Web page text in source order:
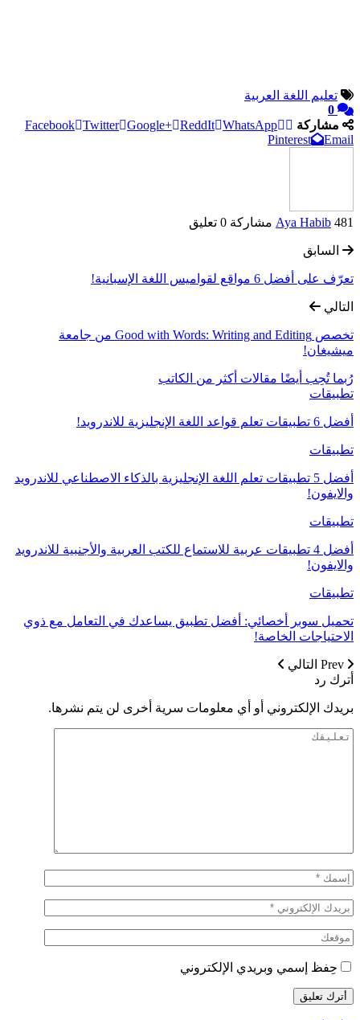
تعليم اللغة العربية
0
مشاركة
Facebook Twitter Google+ ReddIt WhatsApp
Pinterest
Email
Aya Habib 481 مشاركة 0 تعليق
السابق
تعرّف على أفضل 6 مواقع لقواميس اللغة الإسبانية!
التالي
تخصص Good with Words: Writing and Editing من جامعة
ميشيغان!
رُبما تُحِب أيضًا مقالات أكثر من الكاتب
تطبيقات
أفضل 6 تطبيقات تعلم قواعد اللغة الإنجليزية للاندرويد!
تطبيقات
أفضل 5 تطبيقات تعلم اللغة الإنجليزية بالذكاء الاصطناعي للاندرويد
والايفون!
تطبيقات
أفضل 4 تطبيقات عربية للاستماع للكتب العربية والأجنبية للاندرويد
والايفون!
تطبيقات
تحميل سوبر أخصائي: أفضل تطبيق يساعدك في التعامل مع ذوي
الاحتياجات الخاصة!
التالي
أترك رد
بريدك الإلكتروني أو أي معلومات سرية أخرى لن يتم نشرها.
حِفظ إسمي وبريدي الإلكتروني